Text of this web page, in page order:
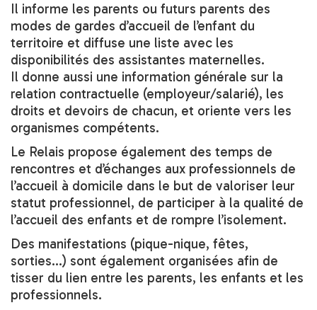
Il informe les parents ou futurs parents des
modes de gardes d’accueil de l’enfant du
territoire et diffuse une liste avec les
disponibilités des assistantes maternelles.
Il donne aussi une information générale sur la
relation contractuelle (employeur/salarié), les
droits et devoirs de chacun, et oriente vers les
organismes compétents.
Le Relais propose également des temps de
rencontres et d’échanges aux professionnels de
l’accueil à domicile dans le but de valoriser leur
statut professionnel, de participer à la qualité de
l’accueil des enfants et de rompre l’isolement.
Des manifestations (pique-nique, fêtes,
sorties…) sont également organisées afin de
tisser du lien entre les parents, les enfants et les
professionnels.